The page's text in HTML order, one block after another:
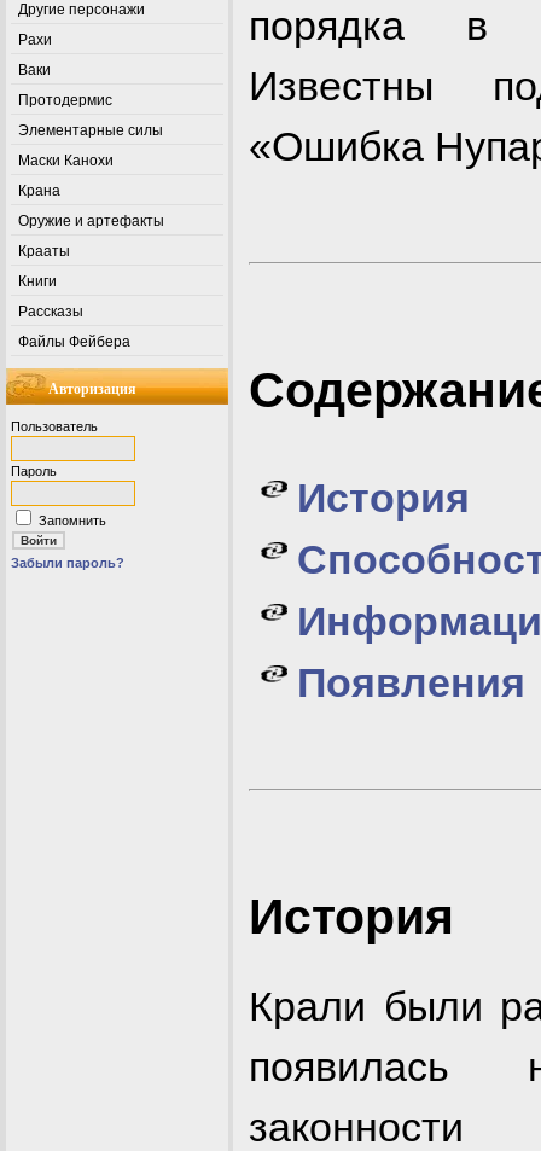
Другие персонажи
Рахи
Ваки
Протодермис
Элементарные силы
Маски Канохи
Крана
Оружие и артефакты
Крааты
Книги
Рассказы
Файлы Фейбера
Авторизация
Пользователь
Пароль
Запомнить
Забыли пароль?
порядка
Известны
«Ошибка
История
Появления
История
Крали были
появилась